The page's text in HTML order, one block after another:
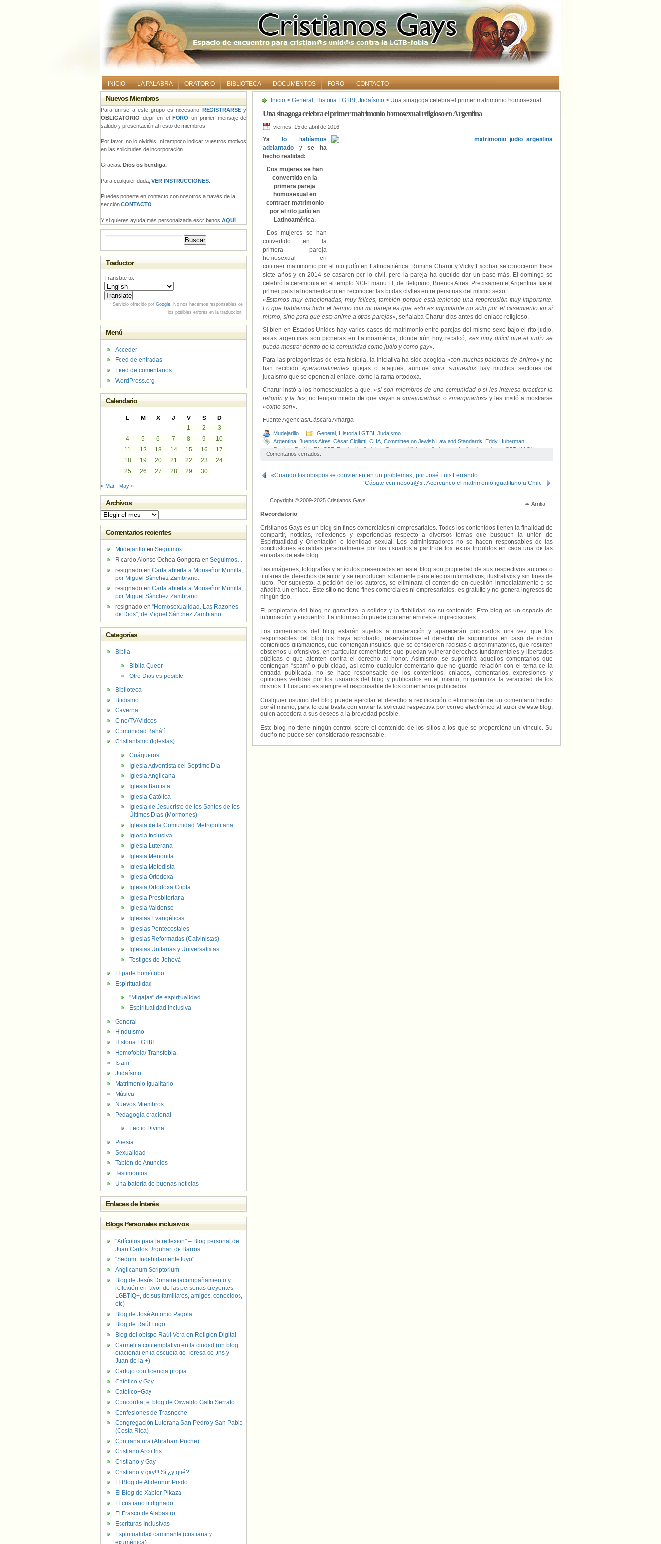
INICIO LA PALABRA ORATORIO BIBLIOTECA DOCUMENTOS FORO CONTACTO
Inicio > General , Historia LGTBI , Judaísmo > Una sinagoga celebra el primer matrimonio homosexual
Una sinagoga celebra el primer matrimonio homosexual religioso en Argentina
viernes, 15 de abril de 2016
Ya
lo habíamos
adelantado y se ha
hecho realidad:
Dos mujeres se han
convertido en la
primera pareja
homosexual en
contraer matrimonio
por el rito judío en
Latinoamérica.
Dos mujeres se han
convertido en la
primera pareja
homosexual en
contraer matrimonio por el rito judío en Latinoamérica. Romina Charur y Vicky Escobar se conocieron hace
siete años y en 2014 se casaron por lo civil, pero la pareja ha querido dar un paso más. El domingo se
celebró la ceremonia en el templo NCI-Emanu El, de Belgrano, Buenos Aires. Precisamente, Argentina fue el
primer país latinoamericano en reconocer las bodas civiles entre personas del mismo sexo.
«Estamos muy emocionadas, muy felices, también porque está teniendo una repercusión muy importante.
Lo que hablamos todo el tiempo con mi pareja es que esto es importante no solo por el casamiento en sí
mismo, sino para que esto anime a otras parejas», señalaba Charur días antes del enlace religioso.
Si bien en Estados Unidos hay varios casos de matrimonio entre parejas del mismo sexo bajo el rito judío,
estas argentinas son pioneras en Latinoamérica, donde aún hoy, recalcó, «es muy difícil que el judío se
pueda mostrar dentro de la comunidad como judío y como gay».
Para las protagonistas de esta historia, la iniciativa ha sido acogida«con muchas palabras de ánimo» y no
han recibido «personalmente» quejas o ataques, aunque«por supuesto» hay muchos sectores del
judaísmo que se oponen al enlace, como la rama ortodoxa.
Charur instó a los homosexuales a que, «si son miembros de una comunidad o si les interesa practicar la
religión y la fe», no tengan miedo de que vayan a«prejuciarlos» o «marginarlos» y les invitó a mostrarse
«como son».
Fuente Agencias/Cáscara Amarga
Mudejarillo General Historia LGTBI Judaísmo
Argentina Buenos Aires César Cigliutti CHA Committee on Jewish Law and Standards Eddy Huberman
Esteban Paulón
FALGBT, Fundación Judaica Gustavo Michanie Judaísmo Judíos Argentinos LGBT (JAG)
Karina Finkielsztein,
Judaica,Romina Charur,Sergio Bergman,Sinagoga,Vicky Escobar
Comentarios cerrados.
«Cuando los obispos se convierten en un problema», por José Luis Ferrando
‘Cásate con nosotr@s’: Acercando el matrimonio igualitario a Chile
Arriba
Copyright © 2009-2025 Cristianos Gays
Recordatorio
Cristianos Gays es un blog sin fines comerciales ni empresariales. Todos los contenidos tienen la finalidad de
compartir, noticias, reflexiones y experiencias respecto a diversos temas que busquen la unión de
Espiritualidad y Orientación o identidad sexual. Los administradores no se hacen responsables de las
conclusiones extraídas personalmente por los usuarios a partir de los textos incluidos en cada una de las
entradas de este blog.
Las imágenes, fotografías y artículos presentadas en este blog son propiedad de sus respectivos autores o
titulares de derechos de autor y se reproducen solamente para efectos informativos, ilustrativos y sin fines de
lucro. Por supuesto, a petición de los autores, se eliminará el contenido en cuestión inmediatamente o se
añadirá un enlace. Este sitio no tiene fines comerciales ni empresariales, es gratuito y no genera ingresos de
ningún tipo.
El propietario del blog no garantiza la solidez y la fiabilidad de su contenido. Este blog es un espacio de
información y encuentro. La información puede contener errores e imprecisiones.
Los comentarios del blog estarán sujetos a moderación y aparecerán publicados una vez que los
responsables del blog los haya aprobado, reservándose el derecho de suprimirlos en caso de incluir
contenidos difamatorios, que contengan insultos, que se consideren racistas o discriminatorios, que resulten
obscenos u ofensivos, en particular comentarios que puedan vulnerar derechos fundamentales y libertades
públicas o que atenten contra el derecho al honor. Asimismo, se suprimirá aquellos comentarios que
contengan “spam” o publicidad, así como cualquier comentario que no guarde relación con el tema de la
entrada publicada. no se hace responsable de los contenidos, enlaces, comentarios, expresiones y
opiniones vertidas por los usuarios del blog y publicados en el mismo, ni garantiza la veracidad de los
mismos. El usuario es siempre el responsable de los comentarios publicados.
Cualquier usuario del blog puede ejercitar el derecho a rectificación o eliminación de un comentario hecho
por él mismo, para lo cual basta con enviar la solicitud respectiva por correo electrónico al autor de este blog,
quien accederá a sus deseos a la brevedad posible.
Este blog no tiene ningún control sobre el contenido de los sitios a los que se proporciona un vínculo. Su
dueño no puede ser considerado responsable.
Nuevos Miembros
Para unirse a este grupo es necesario REGISTRARSEy
OBLIGATORIO dejar en el FORO un primer mensaje de
saludo y presentación al resto de miembros.
Por favor, no lo olvidéis, ni tampoco indicar vuestros motivos
en las solicitudes de incorporación.
Gracias. Dios os bendiga.
Para cualquier duda, VER INSTRUCCIONES
Puedes ponerte en contacto con nosotros a través de la
sección CONTACTO
Y si quieres ayuda más personalizada escríbenos AQUÍ
Traductor
Translate to:
* Servicio ofrecido por Google. No nos hacemos responsables de
los posibles errores en la traducción.
Menú
Acceder
Feed de entradas
Feed de comentarios
WordPress.org
Calendario
L M X J V S
D
1
2
3
4
5 6 7 8 9
10
11
12 13 14 15 16
17
18
19 20 21 22 23
24
25
26 27 28 29 30
« Mar May »
Archivos
Archivos
Comentarios recientes
Mudejarillo en Seguimos…
Ricardo Alonso Ochoa Gongora en Seguimos…
resignado en Carta abierta a Monseñor Munilla,
por Miguel Sánchez Zambrano.
resignado en Carta abierta a Monseñor Munilla,
por Miguel Sánchez Zambrano.
resignado en “Homosexualidad. Las Razones
de Dios”, de Miguel Sánchez Zambrano
Categorías
Biblia
Biblia Queer
Otro Dios es posible
Biblioteca
Budismo
Caverna
Cine/TV/Videos
Comunidad Bahá'í
Cristianismo (Iglesias)
Cuáqueros
Iglesia Adventista del Séptimo Día
Iglesia Anglicana
Iglesia Bautista
Iglesia Católica
Iglesia de Jesucristo de los Santos de los
Últimos Días (Mormones)
Iglesia de la Comunidad Metropolitana
Iglesia Inclusiva
Iglesia Luterana
Iglesia Menonita
Iglesia Metodista
Iglesia Ortodoxa
Iglesia Ortodoxa Copta
Iglesia Presbiteriana
Iglesia Valdense
Iglesias Evangélicas
Iglesias Pentecostales
Iglesias Reformadas (Calvinistas)
Iglesias Unitarias y Universalistas
Testigos de Jehová
El parte homófobo
Espiritualidad
"Migajas" de espiritualidad
Espiritualidad Inclusiva
General
Hinduísmo
Historia LGTBI
Homofobia/ Transfobia.
Islam
Judaísmo
Matrimonio igualitario
Música
Nuevos Miembros
Pedagogía oracional
Lectio Divina
Poesía
Sexualidad
Tablón de Anuncios
Testimonios
Una batería de buenas noticias
Enlaces de Interés
Blogs Personales inclusivos
"Artículos para la reflexión" – Blog personal de
Juan Carlos Urquhart de Barros.
"Sedom. Indebidamente tuyo"
Anglicanum Scriptorium
Blog de Jesús Donaire (acompañamiento y
reflexión en favor de las personas creyentes
LGBTIQ+, de sus familiares, amigos, conocidos,
etc)
Blog de José Antonio Pagola
Blog de Raúl Lugo
Blog del obispo Raúl Vera en Religión Digital
Carmelita contemplativo en la ciudad (un blog
oracional en la escuela de Teresa de Jhs y
Juan de la +)
Cartujo con licencia propia
Católico y Gay
Católico+Gay
Concordia, el blog de Oswaldo Gallo Serrato
Confesiones de Trasnoche
Congregación Luterana San Pedro y San Pablo
(Costa Rica)
Contranatura (Abraham Puche)
Cristiano Arco Iris
Cristiano y Gay
Cristiano y gay!!! Sí ¿y qué?
El Blog de Abdennur Prado
El Blog de Xabier Pikaza
El cristiano indignado
El Frasco de Alabastro
Escrituras Inclusivas
Espiritualidad caminante (cristiana y
ecuménica)